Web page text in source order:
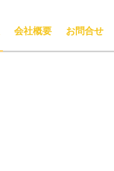
会社概要 お問合せ